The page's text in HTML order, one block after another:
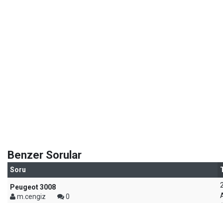
Benzer Sorular
Soru
Peugeot 3008
m.cengiz
0